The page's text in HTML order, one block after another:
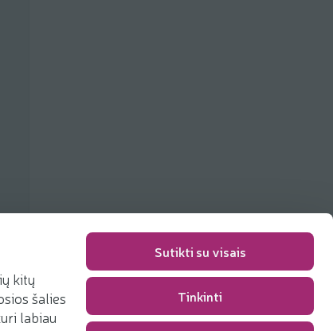
kitų
šalies
labiau
Sutikti su visais
Tinkinti
Packaging fee 0,00 €